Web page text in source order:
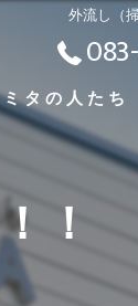
外流し（
タの人たち
！